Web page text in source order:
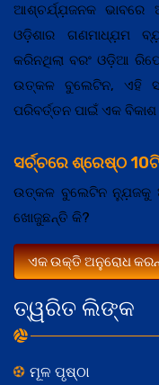
ତ୍ୱରିତ ଲିଙ୍କ
ମୂଳ ପୃଷ୍ଠା
ଆଶ୍ଚର୍ଯ୍ଯ଼ଜନକ
ଓଡ଼ିଶାର ଗଣମାଧ୍ଯ଼ମ
କରିନଥିଲା ବରଂ ଓଡ଼ିଆ
ଉତ୍କଳ ବୁଲେଟିନ, ଏହି
ପରିବର୍ତ୍ତନ ପାଇଁ ଏକ ବିକାଶ |
ସର୍ଚ୍ଚରେ ଶ୍ରେଷ୍ଠ
ଉତ୍କଳ ବୁଲେଟିନ ନ୍ଯ଼ୁଜକୁ
ଖୋଜୁଛନ୍ତି କି?
ଏକ ଉକ୍ତି ଅନୁରୋଧ